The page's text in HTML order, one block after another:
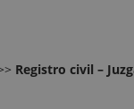
Registro civil –